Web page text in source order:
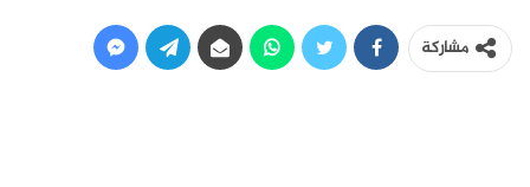
مشاركة